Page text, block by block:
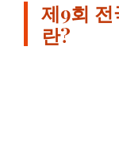
제9회
란?